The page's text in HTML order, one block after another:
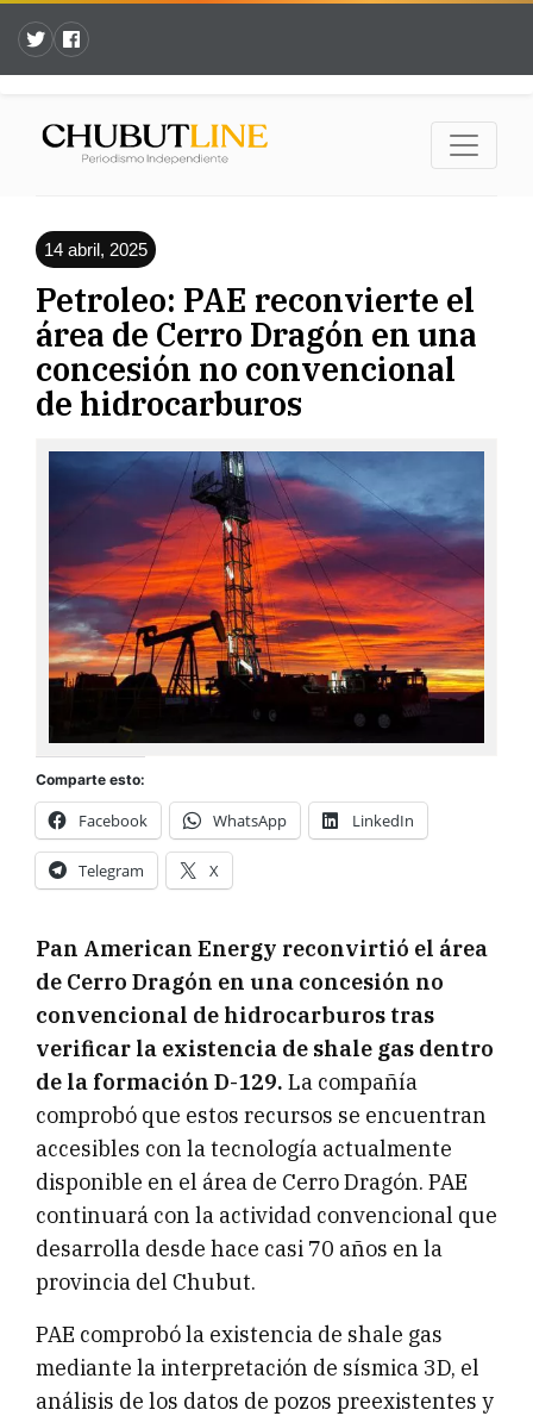
14 abril, 2025
Petroleo: PAE reconvierte el
área de Cerro Dragón en una
concesión no convencional
de hidrocarburos
Comparte esto:
Facebook WhatsApp LinkedIn
Telegram X
Pan American Energy reconvirtió el área
de Cerro Dragón en una concesión no
convencional de hidrocarburos tras
verificar la existencia de shale gas dentro
de la formación D-129. La compañía
comprobó que estos recursos se encuentran
accesibles con la tecnología actualmente
disponible en el área de Cerro Dragón. PAE
continuará con la actividad convencional que
desarrolla desde hace casi 70 años en la
provincia del Chubut.
PAE comprobó la existencia de shale gas
mediante la interpretación de sísmica 3D, el
análisis de los datos de pozos preexistentes y